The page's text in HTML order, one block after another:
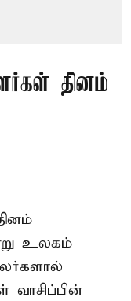
தினம்
உலகம்
வாசிப்பின்